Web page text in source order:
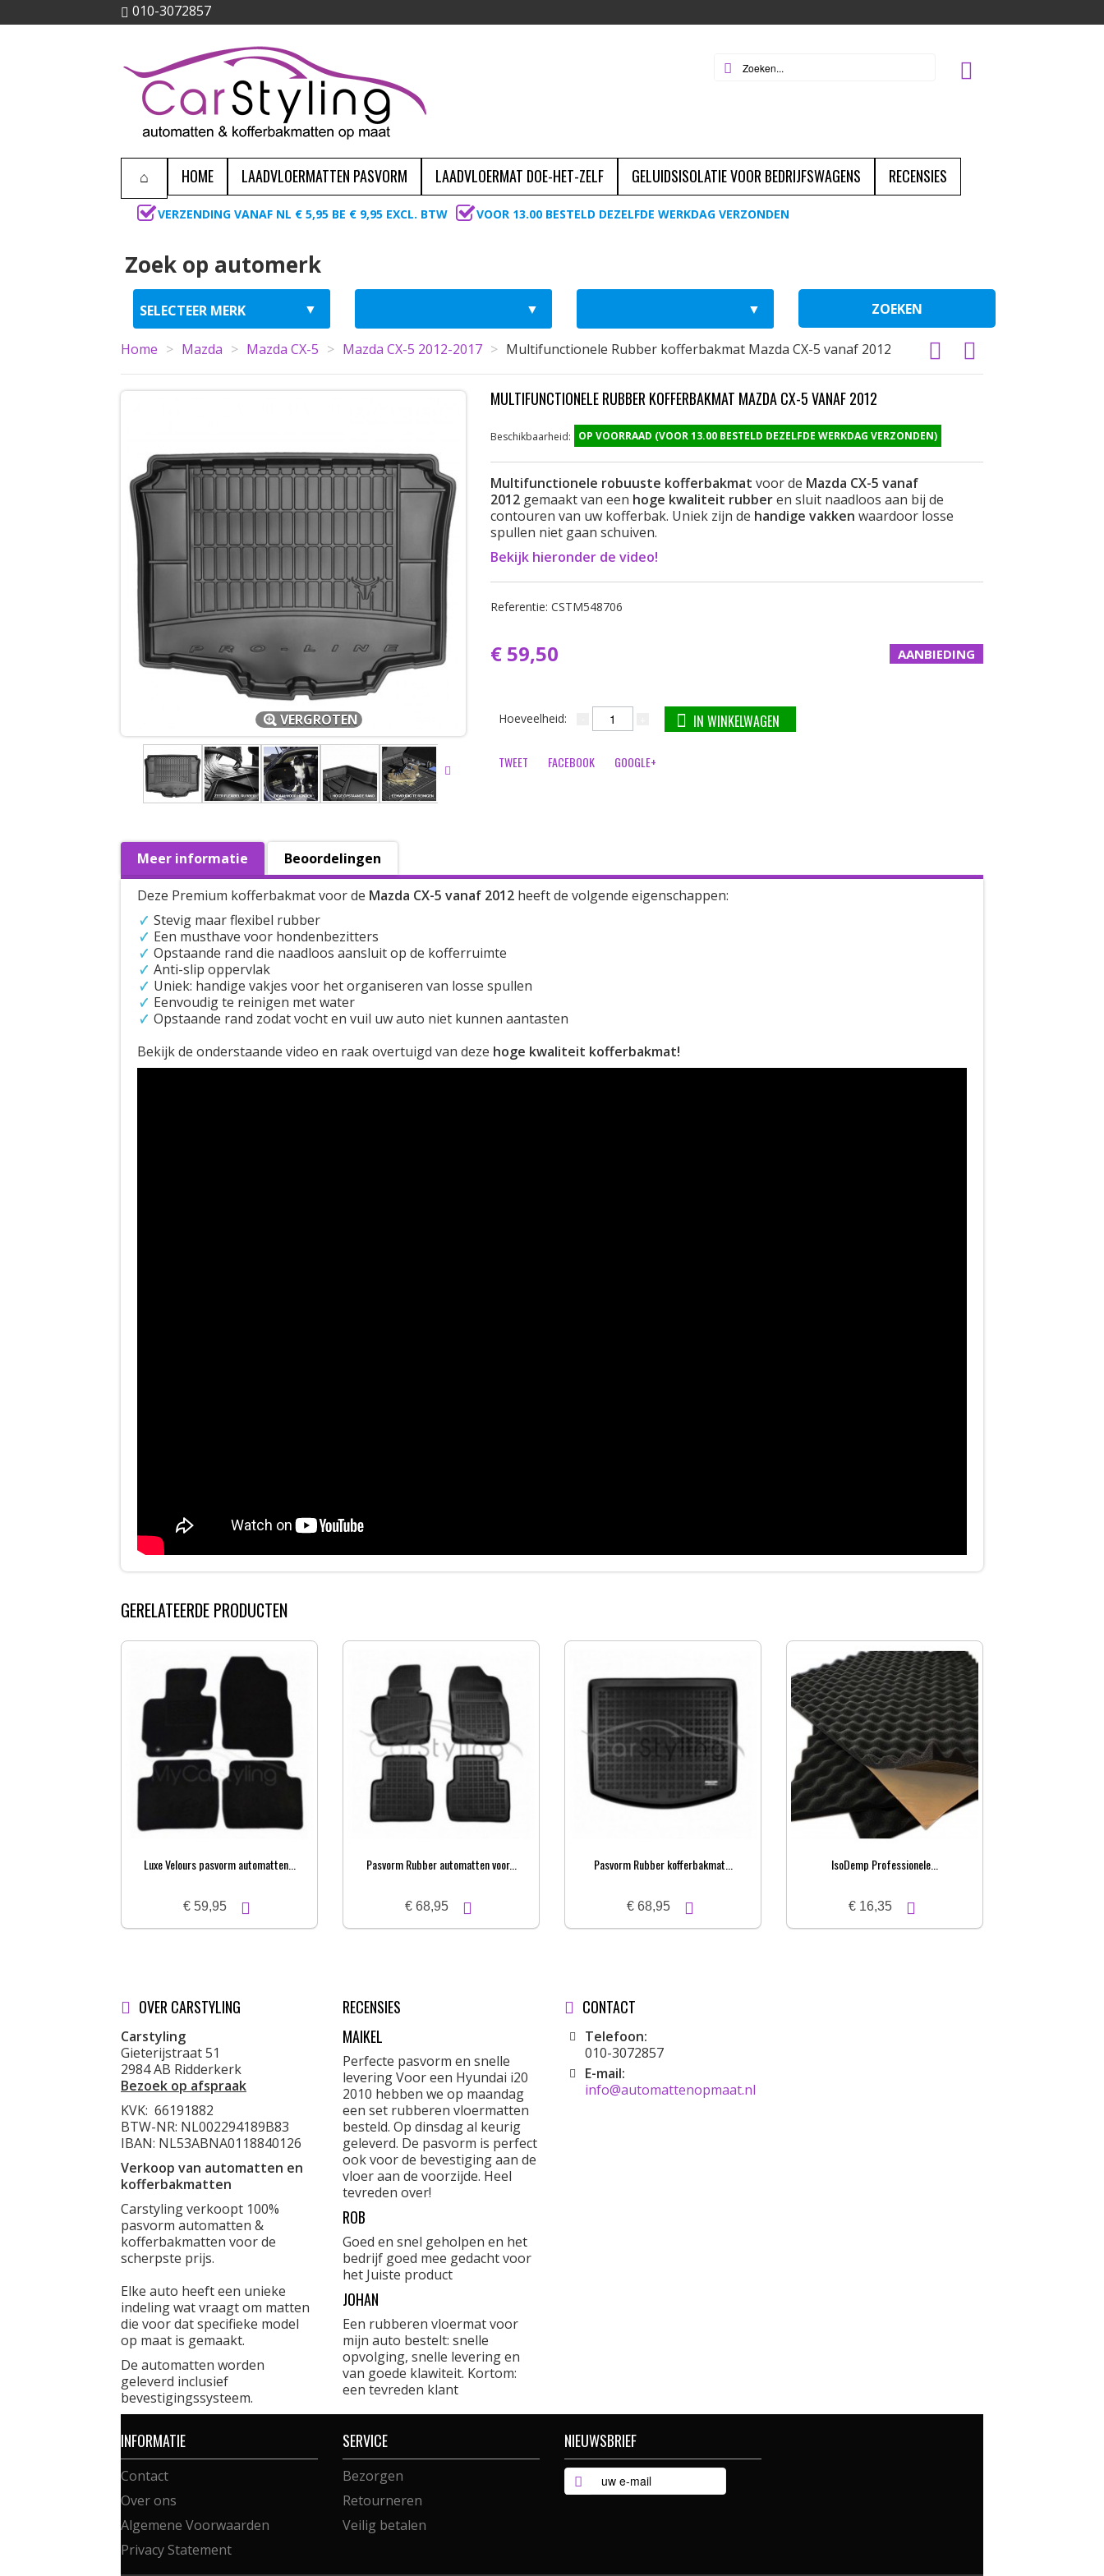
010-3072857
HOME LAADVLOERMATTEN PASVORM LAADVLOERMAT DOE-HET-ZELF GELUIDSISOLATIE VOOR BEDRIJFSWAGENS RECENSIES
VERZENDING VANAF NL € 5,95 BE € 9,95 EXCL. BTW VOOR 13.00 BESTELD DEZELFDE WERKDAG VERZONDEN
Zoek op automerk
ZOEKEN
Home > Mazda > Mazda CX-5 > Mazda CX-5 2012-2017 > Multifunctionele Rubber kofferbakmat Mazda CX-5 vanaf 2012
VERGROTEN
MULTIFUNCTIONELE RUBBER KOFFERBAKMAT MAZDA CX-5 VANAF 2012
Beschikbaarheid: OP VOORRAAD (VOOR 13.00 BESTELD DEZELFDE WERKDAG VERZONDEN)
Multifunctionele robuuste kofferbakmat voor de Mazda CX-5 vanaf
2012 gemaakt van een hoge kwaliteit rubberen sluit naadloos aan bij de
contouren van uw kofferbak. Uniek zijn de handige vakken waardoor losse
spullen niet gaan schuiven.
Bekijk hieronder de video!
Referentie: CSTM548706
€ 59,50 AANBIEDING
Hoeveelheid: IN WINKELWAGEN
TWEET FACEBOOK GOOGLE+
Meer informatie Beoordelingen
Deze Premium kofferbakmat voor de Mazda CX-5 vanaf 2012 heeft de volgende eigenschappen:
Stevig maar flexibel rubber
Een musthave voor hondenbezitters
Opstaande rand die naadloos aansluit op de kofferruimte
Anti-slip oppervlak
Uniek: handige vakjes voor het organiseren van losse spullen
Eenvoudig te reinigen met water
Opstaande rand zodat vocht en vuil uw auto niet kunnen aantasten
Bekijk de onderstaande video en raak overtuigd van deze hoge kwaliteit kofferbakmat!
GERELATEERDE PRODUCTEN
Luxe Velours pasvorm automatten...
€ 59,95
Pasvorm Rubber automatten voor...
€ 68,95
Pasvorm Rubber kofferbakmat...
€ 68,95
IsoDemp Professionele...
€ 16,35
OVER CARSTYLING
Carstyling
Gieterijstraat 51
2984 AB Ridderkerk
Bezoek op afspraak
KVK: 66191882
BTW-NR: NL002294189B83
IBAN: NL53ABNA0118840126
Verkoop van automatten en
kofferbakmatten
Carstyling verkoopt 100%
pasvorm automatten &
kofferbakmatten voor de
scherpste prijs.
Elke auto heeft een unieke
indeling wat vraagt om matten
die voor dat specifieke model
op maat is gemaakt.
De automatten worden
geleverd inclusief
bevestigingssysteem.
RECENSIES
MAIKEL
Perfecte pasvorm en snelle
levering Voor een Hyundai i20
2010 hebben we op maandag
een set rubberen vloermatten
besteld. Op dinsdag al keurig
geleverd. De pasvorm is perfect
ook voor de bevestiging aan de
vloer aan de voorzijde. Heel
tevreden over!
ROB
Goed en snel geholpen en het
bedrijf goed mee gedacht voor
het Juiste product
JOHAN
Een rubberen vloermat voor
mijn auto bestelt: snelle
opvolging, snelle levering en
van goede klawiteit. Kortom:
een tevreden klant
CONTACT
Telefoon:
010-3072857
E-mail:
info@automattenopmaat.nl
INFORMATIE
Contact
Over ons
Algemene Voorwaarden
Privacy Statement
SERVICE
Bezorgen
Retourneren
Veilig betalen
NIEUWSBRIEF